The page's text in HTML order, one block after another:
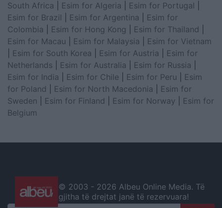
South Africa
Esim for Algeria Esim for Portugal
Esim for Brazil
Esim for Argentina
Esim for
Colombia
Esim for Hong Kong Esim for Thailand
Esim for Macau
Esim for Malaysia
Esim for Vietnam
Esim for South Korea Esim for Austria
Esim for
Netherlands
Esim for Australia Esim for Russia
Esim for India
Esim for Chile Esim for Peru
Esim
for Poland
Esim for North Macedonia
Esim for
Sweden
Esim for Finland Esim for Norway
Esim for
Belgium
© 2003 - 2026 Albeu Online Media. Të
gjitha të drejtat janë të rezervuara!